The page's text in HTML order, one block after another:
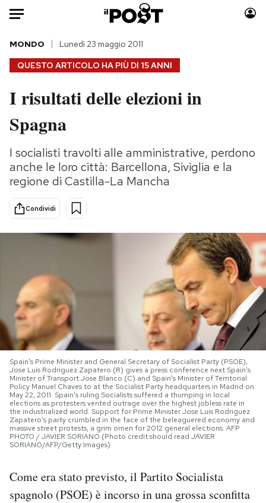
Auto
HOME
Italia
Politica
Tecnologia
Internet
Scienza
Cultura
Economia
Sport
Moda
Storie/Idee
Ok Boomer!
Media
Mondiali calcio 2026
PODCAST
NEWSLETTER
I MIEI PREFERITI
SHOP
CALENDARIO
AREA PERSONALE
QUESTO ARTICOLO HA PIÙ DI 15 ANNI
MONDO Lunedì 23 maggio 2011
I risultati delle elezioni in
Spagna
I socialisti travolti alle amministrative, perdono
anche le loro città: Barcellona, Siviglia e la
regione di Castilla-La Mancha
Condividi
Spain's Prime Minister and General Secretary of Socialist Party (PSOE),
Jose Luis Rodriguez Zapatero (R) gives a press conference next Spain's
Minister of Transport Jose Blanco (C) and Spain's Minister of Territorial
Policy Manuel Chaves to at the Socialist Party headquarters in Madrid on
May 22, 2011. Spain's ruling Socialists suffered a thumping in local
elections as protesters vented outrage over the highest jobless rate in
the industrialized world. Support for Prime Minister Jose Luis Rodriguez
Zapatero's party crumbled in the face of the beleaguered economy and
massive street protests, a grim omen for 2012 general elections. AFP
PHOTO / JAVIER SORIANO (Photo credit should read JAVIER
SORIANO/AFP/Getty Images)
Come era stato previsto, il Partito Socialista
spagnolo (PSOE) è incorso in una grossa sconfitta